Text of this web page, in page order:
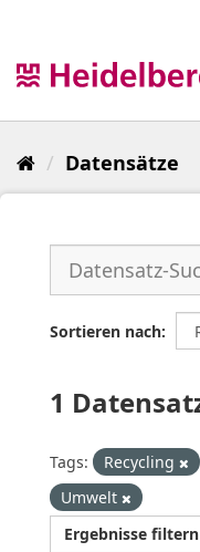
Datensätze
Sortieren nach
1
Tags: Recycling
Umwelt
Ergebnisse filtern